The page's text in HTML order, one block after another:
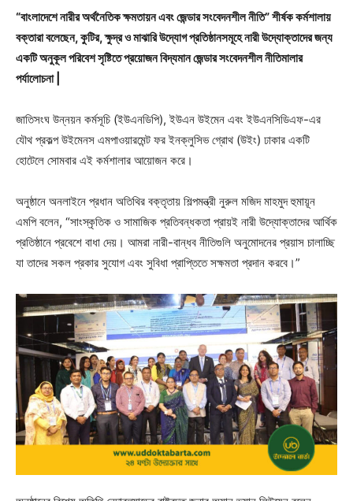
“বাংলাদেশে নারীর অর্থনৈতিক ক্ষমতায়ন এবং জেন্ডার সংবেদনশীল নীতি” শীর্ষক কর্মশালায়
বক্তারা বলেছেন, কুটির, ক্ষুদ্র ও মাঝারি উদ্যোগ প্রতিষ্ঠানসমূহে নারী উদ্যোক্তাদের জন্য
একটি অনুকূল পরিবেশ সৃষ্টিতে প্রয়োজন বিদ্যমান জেন্ডার সংবেদনশীল নীতিমালার
পর্যালোচনা |
জাতিসংঘ উন্নয়ন কর্মসূচি (ইউএনডিপি), ইউএন উইমেন এবং ইউএনসিডিএফ-এর
যৌথ প্রকল্প উইমেনস এমপাওয়ারমেন্ট ফর ইনক্লুসিভ গ্রোথ (উইং) ঢাকার একটি
হোটেলে সোমবার এই কর্মশালার আয়োজন করে।
অনুষ্ঠানে অনলাইনে প্রধান অতিথির বক্তৃতায় শিল্পমন্ত্রী নুরুল মজিদ মাহমুদ হুমায়ূন
এমপি বলেন, “সাংস্কৃতিক ও সামাজিক প্রতিবন্ধকতা প্রায়ই নারী উদ্যোক্তাদের আর্থিক
প্রতিষ্ঠানে প্রবেশে বাধা দেয়। আমরা নারী-বান্ধব নীতিগুলি অনুমোদনের প্রয়াস চালাচ্ছি
যা তাদের সকল প্রকার সুযোগ এবং সুবিধা প্রাপ্তিতে সক্ষমতা প্রদান করবে।”